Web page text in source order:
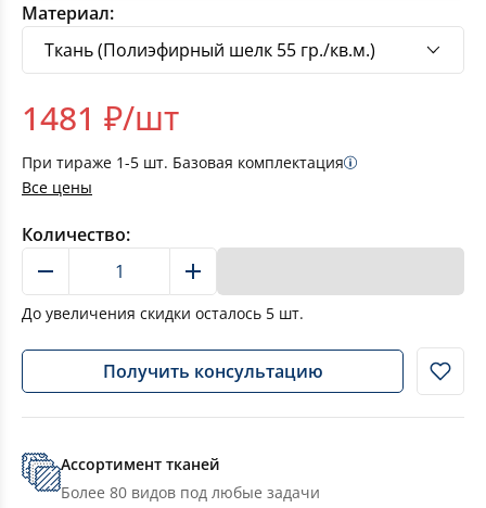
Материал:
1481 ₽/шт
При тираже 1-5 шт. Базовая комплектация
Все цены
Количество:
До увеличения скидки осталось 5 шт.
Получить консультацию
Ассортимент тканей
Более 80 видов под любые задачи